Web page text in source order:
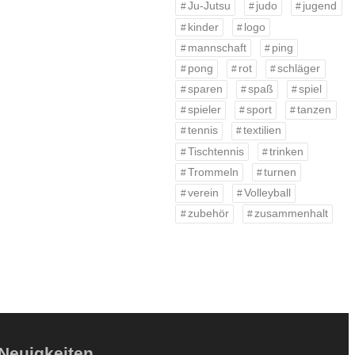
Ju-Jutsu
judo
jugend
kinder
logo
mannschaft
ping
pong
rot
schläger
sparen
spaß
spiel
spieler
sport
tanzen
tennis
textilien
Tischtennis
trinken
Trommeln
turnen
verein
Volleyball
zubehör
zusammenhalt